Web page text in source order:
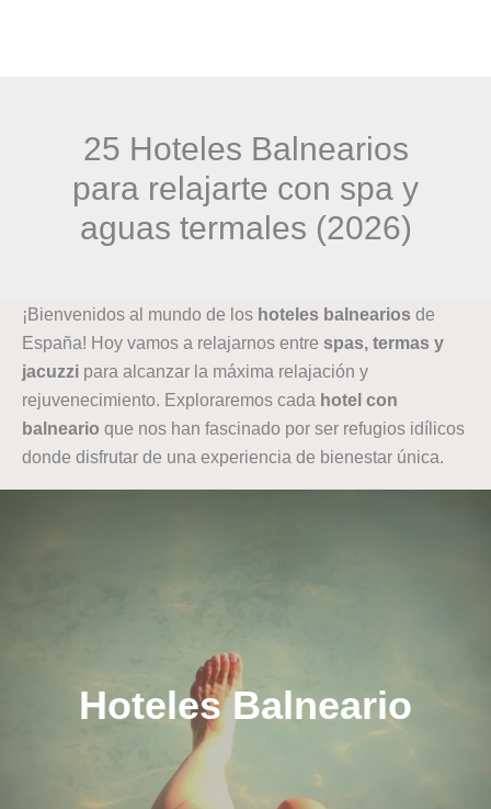
25 Hoteles Balnearios
para relajarte con spa y
aguas termales (2026)
¡Bienvenidos al mundo de los hoteles balnearios de
España! Hoy vamos a relajarnos entre spas, termas y
jacuzzi para alcanzar la máxima relajación y
rejuvenecimiento. Exploraremos cada hotel con
balneario que nos han fascinado por ser refugios idílicos
donde disfrutar de una experiencia de bienestar única.
Hoteles Balneario